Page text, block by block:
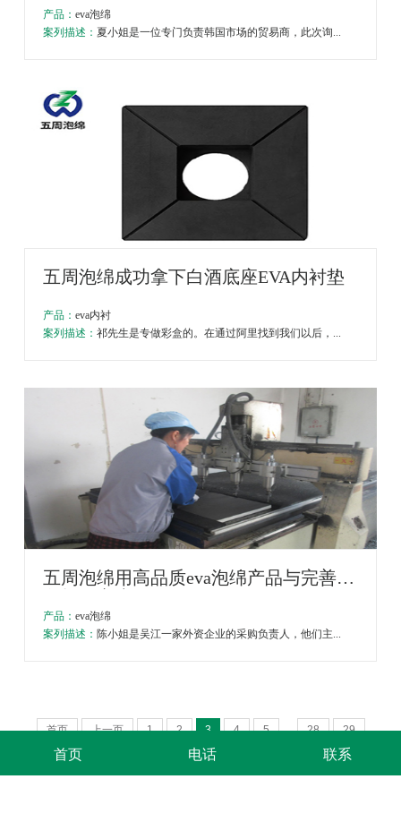
产品：eva泡绵
案列描述：夏小姐是一位专门负责韩国市场的贸易商，此次询...
五周泡绵成功拿下白酒底座EVA内衬垫
产品：eva内衬
案列描述：祁先生是专做彩盒的。在通过阿里找到我们以后，...
五周泡绵用高品质eva泡绵产品与完善服
产品：eva泡绵
案列描述： 陈小姐是吴江一家外资企业的采购负责人，他们主...
首页 上一页 1 2 3 4 5 ... 28 29
30 下一页 最后一页
首页 电话 联系